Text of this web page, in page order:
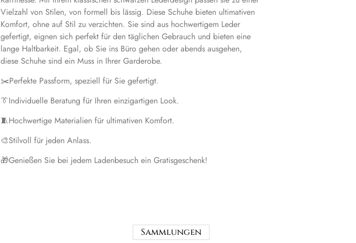
Vielzahl von Stilen, von formell bis lässig. Diese Schuhe bieten ultimativen
Komfort, ohne auf Stil zu verzichten. Sie sind aus hochwertigem Leder
gefertigt, eignen sich perfekt für den täglichen Gebrauch und bieten eine
lange Haltbarkeit. Egal, ob Sie ins Büro gehen oder abends ausgehen,
diese Schuhe sind ein Muss in Ihrer Garderobe.
✂️Perfekte Passform, speziell für Sie gefertigt.
👔Individuelle Beratung für Ihren einzigartigen Look.
🧵Hochwertige Materialien für ultimativen Komfort.
🎨Stilvoll für jeden Anlass.
🎁Genießen Sie bei jedem Ladenbesuch ein Gratisgeschenk!
Sammlungen